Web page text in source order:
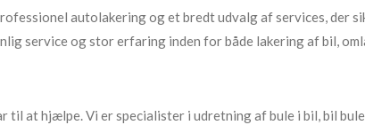
autolakering og et bredt udvalg af services, der
service og stor erfaring inden for både lakering af bil,
til at hjælpe. Vi er specialister i udretning af bule i bil, bil